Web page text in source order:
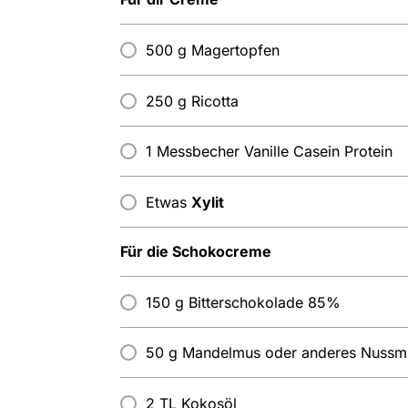
500 g Magertopfen
250 g Ricotta
1 Messbecher Vanille Casein Protein
Etwas Xylit
Für die Schokocreme
150 g Bitterschokolade 85%
50 g Mandelmus oder anderes
2 TL Kokosöl